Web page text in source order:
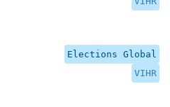
Elections Global
VIHR